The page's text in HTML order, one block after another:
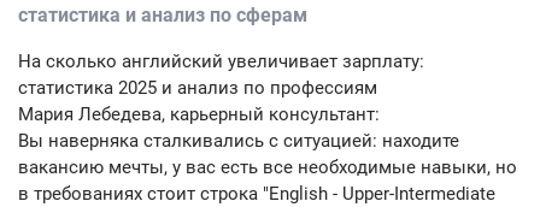
статистика и анализ по сферам
На сколько английский увеличивает зарплату:
статистика 2025 и анализ по профессиям
Мария Лебедева, карьерный консультант:
Вы наверняка сталкивались с ситуацией: находите
вакансию мечты, у вас есть все необходимые навыки, но
в требованиях стоит строка "English - Upper-Intermediate